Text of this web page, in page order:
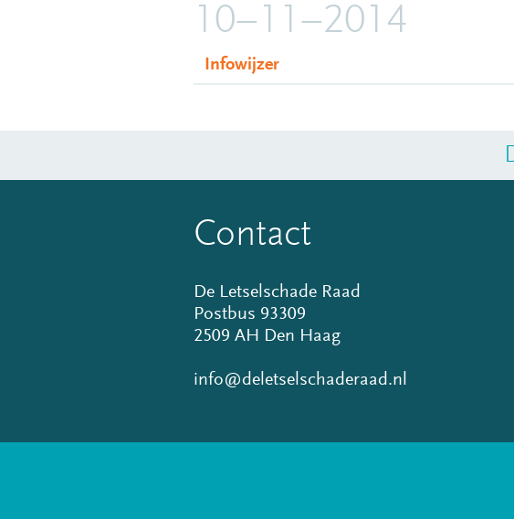
10–11–2014
Infowijzer
Contact
De Letselschade Raad
Postbus 93309
2509 AH Den Haag
info@deletselschaderaad.nl